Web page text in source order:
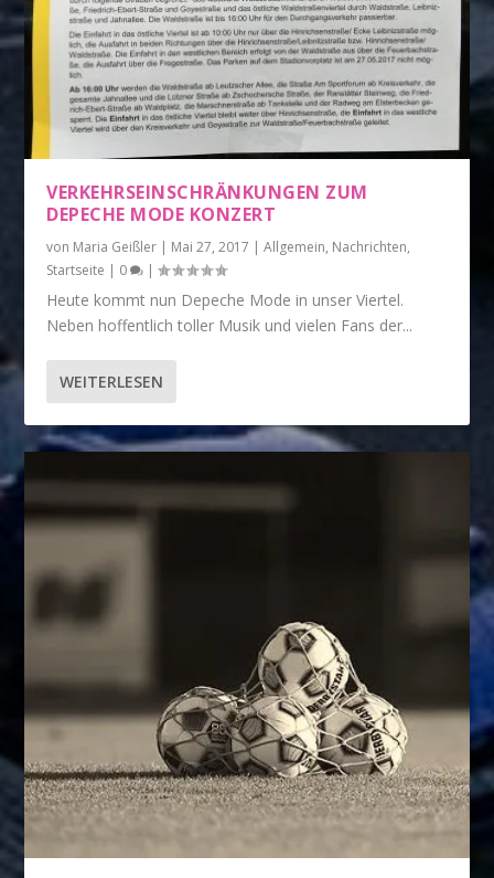
VERKEHRSEINSCHRÄNKUNGEN ZUM
DEPECHE MODE KONZERT
von Maria Geißler | Mai 27, 2017 |Allgemein, Nachrichten,
Startseite | 0 |
Heute kommt nun Depeche Mode in unser Viertel.
Neben hoffentlich toller Musik und vielen Fans der...
WEITERLESEN